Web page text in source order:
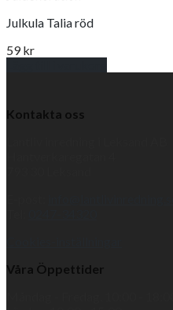
Julkula Talia röd
59kr
Kontakta oss
Våra Öppettider